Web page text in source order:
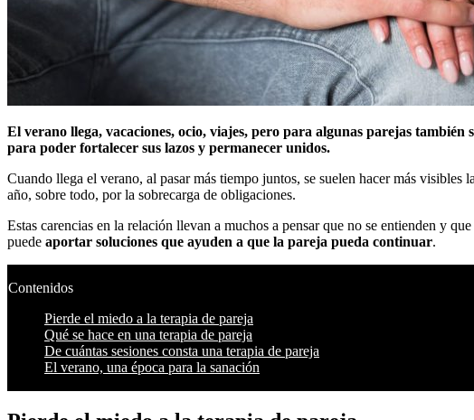
El verano llega, vacaciones, ocio, viajes, pero para algunas parejas
para poder fortalecer sus lazos y permanecer unidos.
Cuando llega el verano, al pasar más tiempo juntos, se suelen hacer más
año, sobre todo, por la sobrecarga de obligaciones.
Estas carencias en la relación llevan a muchos a pensar que no se entienden y
puede aportar soluciones que ayuden a que la pareja pueda continuar.
Contenidos
Pierde el miedo a la terapia de pareja
Qué se hace en una terapia de pareja
De cuántas sesiones consta una terapia de pareja
El verano, una época para la sanación